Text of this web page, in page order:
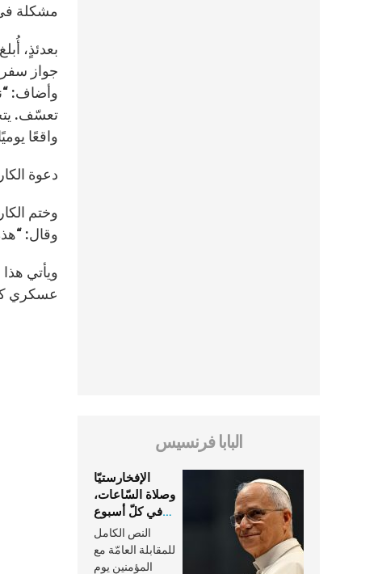
مشكلة
بعدئذٍ،
جواز
وأضاف:
تعسّف.
واقعًا
دعوة
وختم
وقال:
ويأتي
عسكري
البابا فرنسيس
الإفخارستيّا
وصلاة السّاعات،
في كلّ أسبوع
وكلّ يوم، هما
النَّفَس في حياة
الكنيسة
النص الكامل
للمقابلة العامّة مع
المؤمنين يوم